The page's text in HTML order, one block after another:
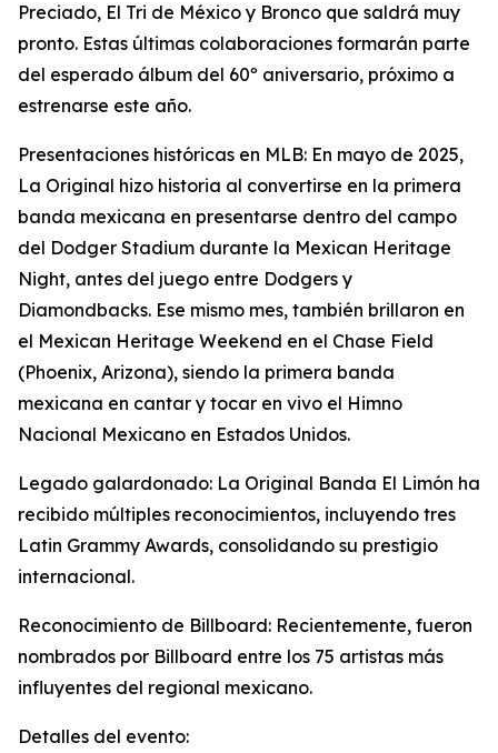
Preciado, El Tri de México y Bronco que saldrá muy
pronto. Estas últimas colaboraciones formarán parte
del esperado álbum del 60º aniversario, próximo a
estrenarse este año.
Presentaciones históricas en MLB: En mayo de 2025,
La Original hizo historia al convertirse en la primera
banda mexicana en presentarse dentro del campo
del Dodger Stadium durante la Mexican Heritage
Night, antes del juego entre Dodgers y
Diamondbacks. Ese mismo mes, también brillaron en
el Mexican Heritage Weekend en el Chase Field
(Phoenix, Arizona), siendo la primera banda
mexicana en cantar y tocar en vivo el Himno
Nacional Mexicano en Estados Unidos.
Legado galardonado: La Original Banda El Limón ha
recibido múltiples reconocimientos, incluyendo tres
Latin Grammy Awards, consolidando su prestigio
internacional.
Reconocimiento de Billboard: Recientemente, fueron
nombrados por Billboard entre los 75 artistas más
influyentes del regional mexicano.
Detalles del evento: